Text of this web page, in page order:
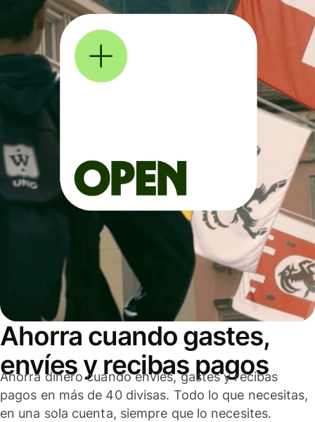
Ahorra cuando gastes,
envíes y recibas pagos
Ahorra dinero cuando envíes, gastes y recibas
pagos en más de 40 divisas. Todo lo que necesitas,
en una sola cuenta, siempre que lo necesites.